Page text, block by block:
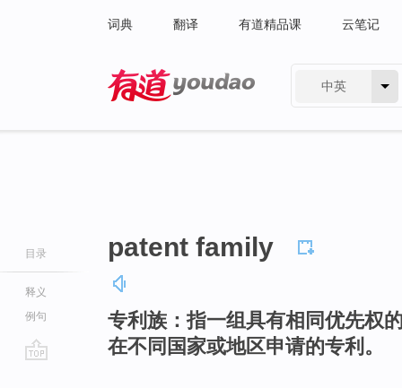
词典 翻译 有道精品课 云笔记
中英
目录
释义
例句
patent family
专利族：指一组具有相同优先权
在不同国家或地区申请的专利。